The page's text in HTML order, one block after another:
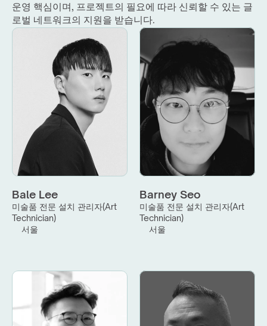
운영 핵심이며, 프로젝트의 필요에 따라 신뢰할 수 있는 글
로벌 네트워크의 지원을 받습니다.
Bale Lee
미술품 전문 설치 관리자(Art
Technician)
서울
Barney Seo
미술품 전문 설치 관리자(Art
Technician)
서울